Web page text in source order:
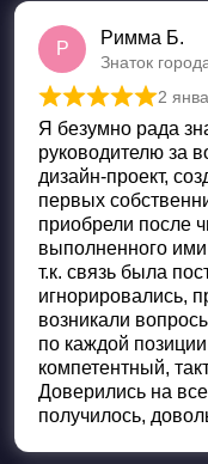
Р
Римма Б.
Знаток
Оценка 5из
2
Я безумно рада
руководителю за
дизайн-проект,
первых
приобрели после
выполненного
т.к. связь была
игнорировались,
возникали
по каждой
компетентный,
Доверились на
получилось,